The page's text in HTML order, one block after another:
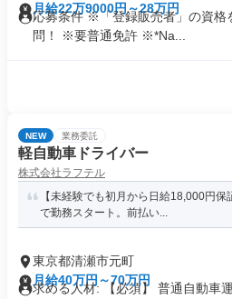
月給22万9000円～28万円
応募条件 ※「登録販売者」の資
問！ ※要普通免許 ※*Na...
NEW 業務委託
軽自動車ドライバー
株式会社ラフテル
【未経験でも初月から日給18,000円
で勤務スタート。前払い...
東京都清瀬市元町
月給40万円～70万円
求める人材: 【必須】 普通自動車